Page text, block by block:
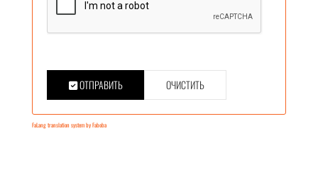
ОТПРАВИТЬ ОЧИСТИТЬ
FaLang translation system by Faboba